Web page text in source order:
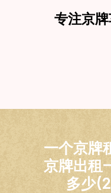
专注京
一个京牌
京牌出租
多少